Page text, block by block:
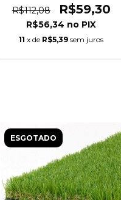
Fungo
R$112,08 R$59,30
R$56,34
11 x de R$5,39 sem juros
ESGOTADO